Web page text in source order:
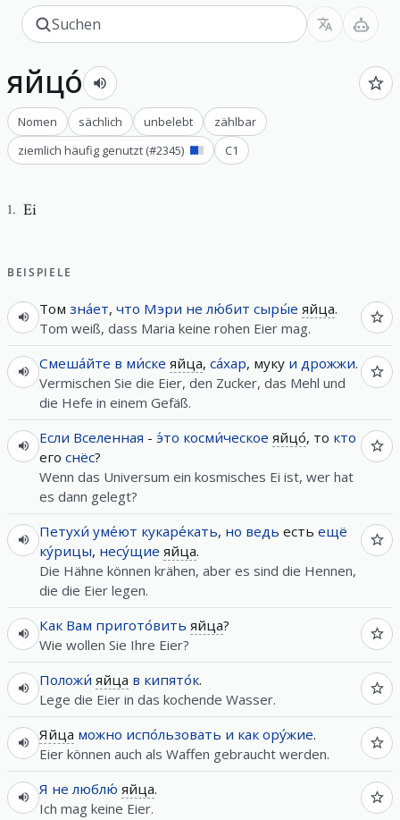
яйцо́
Nomen sächlich unbelebt
zählbar
ziemlich häufig genutzt (#2345) C1
1. Ei
BEISPIELE
Том зна́ет, что Мэри не лю́бит сыры́е яйца.
Tom weiß, dass Maria keine rohen Eier mag.
Смеша́йте в ми́ске яйца, са́хар, муку и дрожжи.
Vermischen Sie die Eier, den Zucker, das Mehl und
die Hefe in einem Gefäß.
Если Вселенная - э́то косми́ческое яйцо́, то кто
его снёс?
Wenn das Universum ein kosmisches Ei ist, wer hat
es dann gelegt?
Петухи́ уме́ют кукаре́кать, но ведь есть ещё
ку́рицы, несу́щие яйца.
Die Hähne können krähen, aber es sind die Hennen,
die die Eier legen.
Как Вам пригото́вить яйца?
Wie wollen Sie Ihre Eier?
Положи́ яйца в кипято́к.
Lege die Eier in das kochende Wasser.
Яйца можно испо́льзовать и как ору́жие.
Eier können auch als Waffen gebraucht werden.
Я не люблю́ яйца.
Ich mag keine Eier.